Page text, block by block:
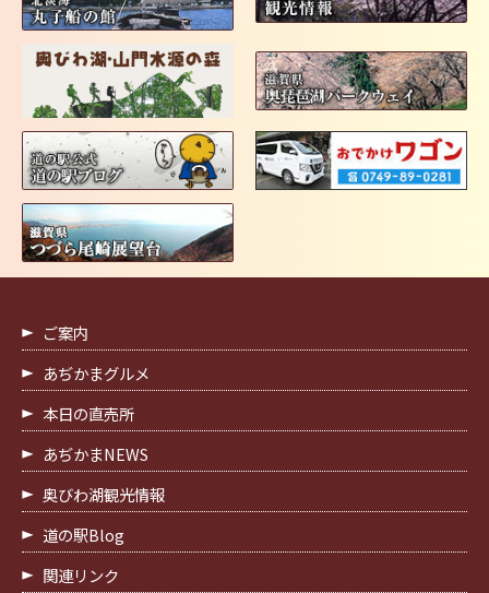
ご案内
あぢかまグルメ
本日の直売所
あぢかまNEWS
奥びわ湖観光情報
道の駅Blog
関連リンク